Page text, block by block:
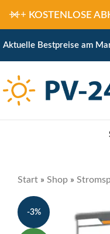
Aktuelle Bestpreise am
Start » Shop »
-3%
+++ KOSTENLOSE